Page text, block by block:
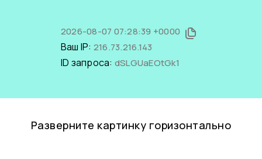
2026-08-07 07:28:39 +0000
Ваш IP: 216.73.216.143
ID запроса: dSLGUaEOtGk1
Разверните картинку горизонтально